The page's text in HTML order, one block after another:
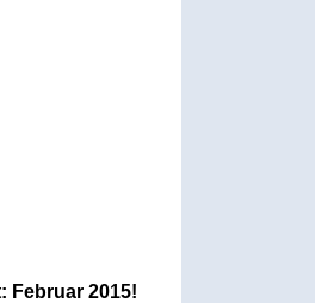
Februar 2015!